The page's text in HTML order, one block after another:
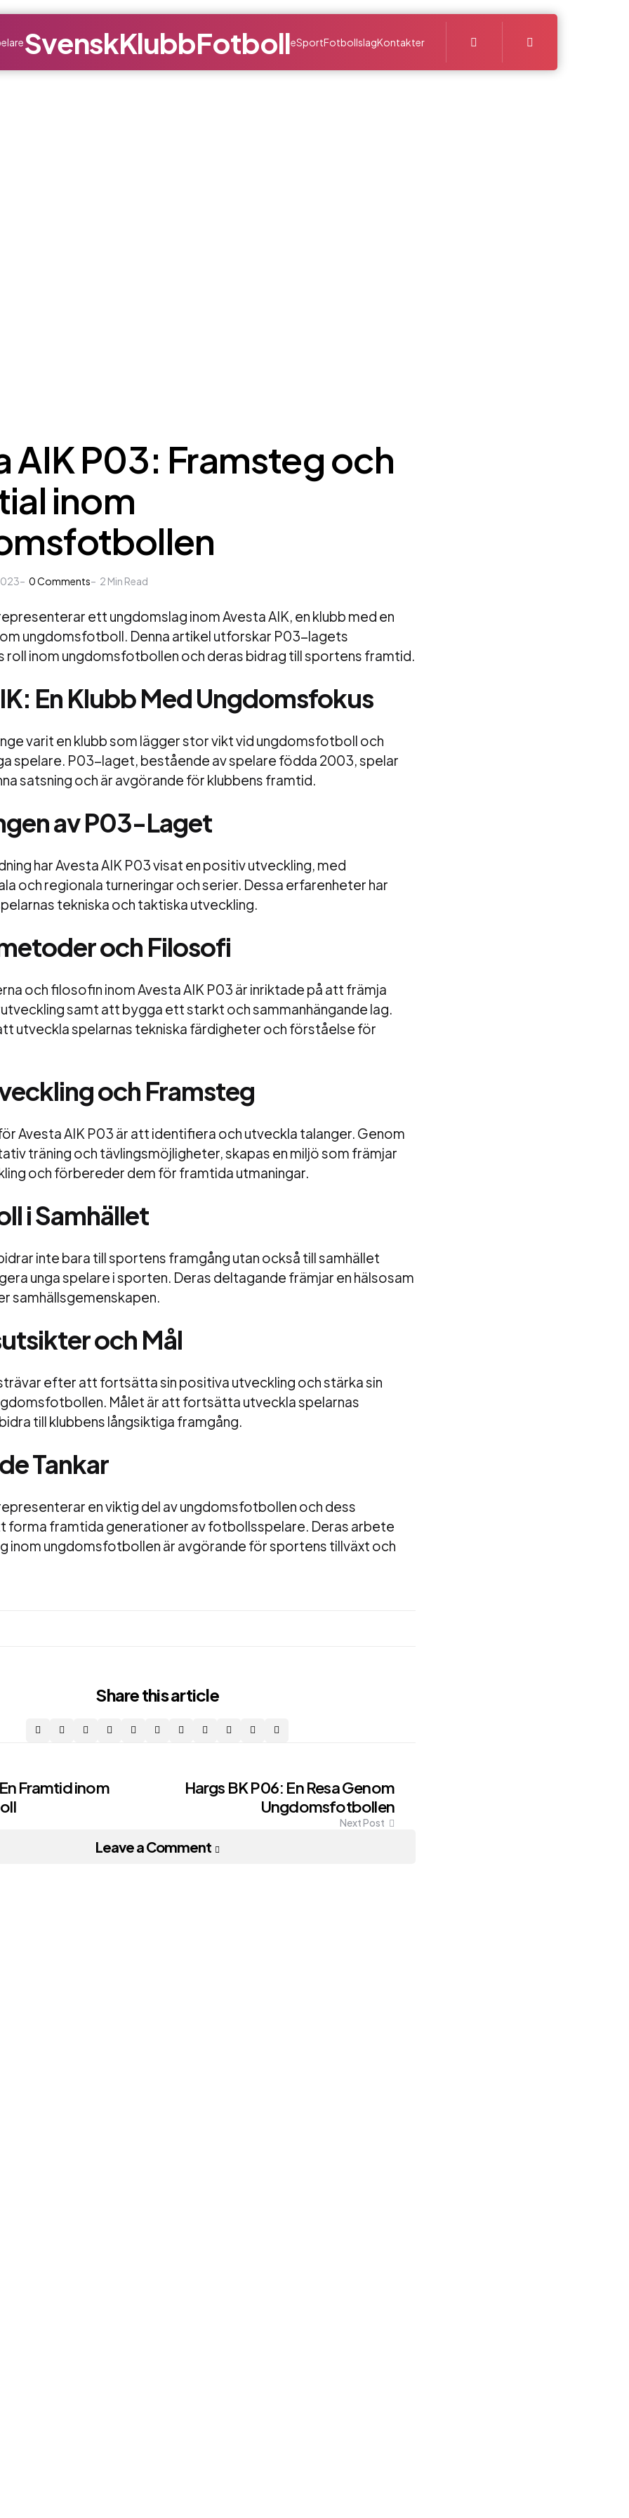
SvenskKlubbFotbolleSportFotbollslagKontakter
AIK P03: Framsteg och
inom
0Comments 2 Min Read
ett ungdomslag inom Avesta AIK, en klubb med en
ungdomsfotboll. Denna artikel utforskar P03-lagets
roll inom ungdomsfotbollen och deras bidrag till sportens framtid.
En Klubb Med Ungdomsfokus
varit en klubb som lägger stor vikt vid ungdomsfotboll och
spelare. P03-laget, bestående av spelare födda 2003, spelar
satsning och är avgörande för klubbens framtid.
av P03-Laget
har Avesta AIK P03 visat en positiv utveckling, med
och regionala turneringar och serier. Dessa erfarenheter har
tekniska och taktiska utveckling.
och Filosofi
och filosofin inom Avesta AIK P03 är inriktade på att främja
samt att bygga ett starkt och sammanhängande lag.
utveckla spelarnas tekniska färdigheter och förståelse för
och Framsteg
Avesta AIK P03 är att identifiera och utveckla talanger. Genom
träning och tävlingsmöjligheter, skapas en miljö som främjar
och förbereder dem för framtida utmaningar.
i Samhället
inte bara till sportens framgång utan också till samhället
unga spelare i sporten. Deras deltagande främjar en hälsosam
samhällsgemenskapen.
och Mål
efter att fortsätta sin positiva utveckling och stärka sin
Målet är att fortsätta utveckla spelarnas
till klubbens långsiktiga framgång.
Tankar
en viktig del av ungdomsfotbollen och dess
forma framtida generationer av fotbollsspelare. Deras arbete
inom ungdomsfotbollen är avgörande för sportens tillväxt och
Sharethis article
Framtid inom
Hargs BK P06: En Resa Genom
Ungdomsfotbollen
Next Post
Leave a Comment